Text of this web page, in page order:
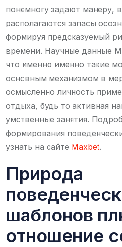
понемногу задают манеру,
располагаются запасы
формируя предсказуемый
времени. Научные данные
что именно именно такие
основным механизмом в
осмысленно личность
отдыха, будь то активная
умственные занятия.
формирования
узнать на сайте Maxbet.
Природа
шаблонов
отношение